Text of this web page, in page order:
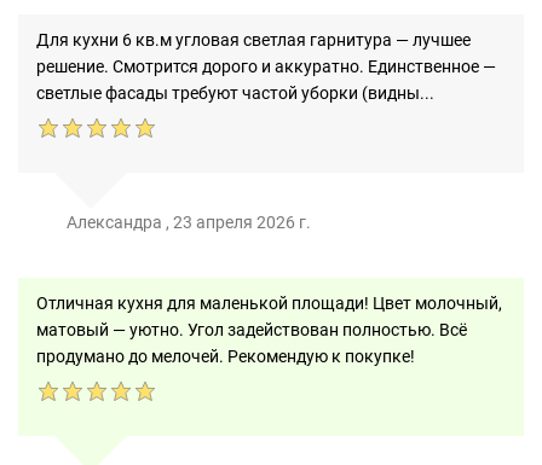
Для кухни 6 кв.м угловая светлая гарнитура — лучшее
решение. Смотрится дорого и аккуратно. Единственное —
светлые фасады требуют частой уборки (видны...
Александра , 23 апреля 2026 г.
Отличная кухня для маленькой площади! Цвет молочный,
матовый — уютно. Угол задействован полностью. Всё
продумано до мелочей. Рекомендую к покупке!